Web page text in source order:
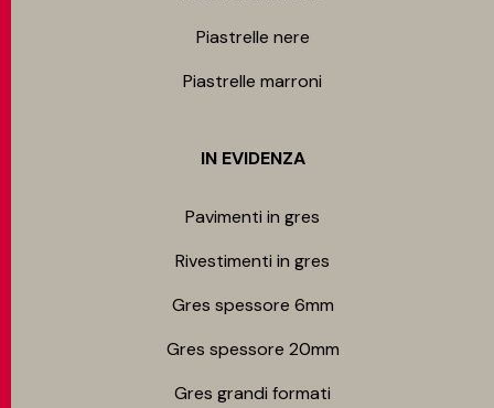
Piastrelle nere
Piastrelle marroni
IN EVIDENZA
Pavimenti in gres
Rivestimenti in gres
Gres spessore 6mm
Gres spessore 20mm
Gres grandi formati